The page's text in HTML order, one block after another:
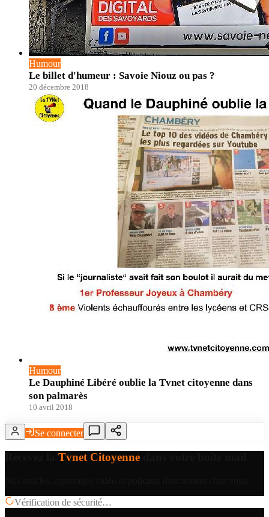
Humour
Le billet d'humeur : Savoie Niouz ou pas ?
20 décembre 2018
Humour
Le Dauphiné Libéré oublie la Tvnet citoyenne dans
son palmarès
10 avril 2018
Se connecter
Tvnet Citoyenne
Vérification de sécurité…